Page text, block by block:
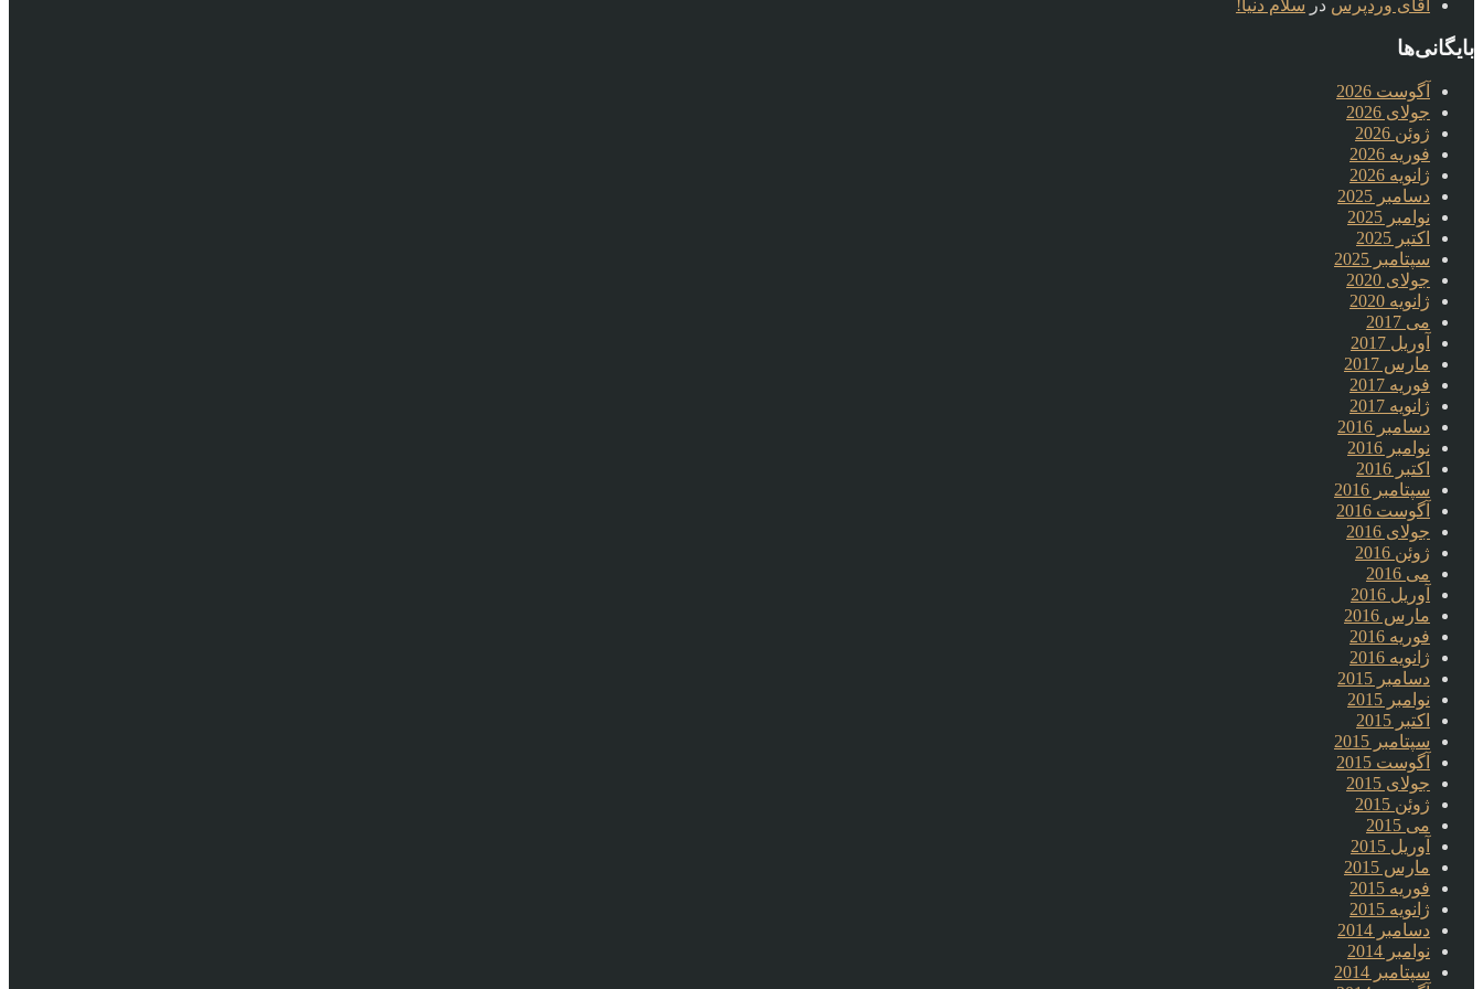
آقای وردپرس در سلام دنیا!
بایگانی‌ها
آگوست 2026
جولای 2026
ژوئن 2026
فوریه 2026
ژانویه 2026
دسامبر 2025
نوامبر 2025
اکتبر 2025
سپتامبر 2025
جولای 2020
ژانویه 2020
می 2017
آوریل 2017
مارس 2017
فوریه 2017
ژانویه 2017
دسامبر 2016
نوامبر 2016
اکتبر 2016
سپتامبر 2016
آگوست 2016
جولای 2016
ژوئن 2016
می 2016
آوریل 2016
مارس 2016
فوریه 2016
ژانویه 2016
دسامبر 2015
نوامبر 2015
اکتبر 2015
سپتامبر 2015
آگوست 2015
جولای 2015
ژوئن 2015
می 2015
آوریل 2015
مارس 2015
فوریه 2015
ژانویه 2015
دسامبر 2014
نوامبر 2014
سپتامبر 2014